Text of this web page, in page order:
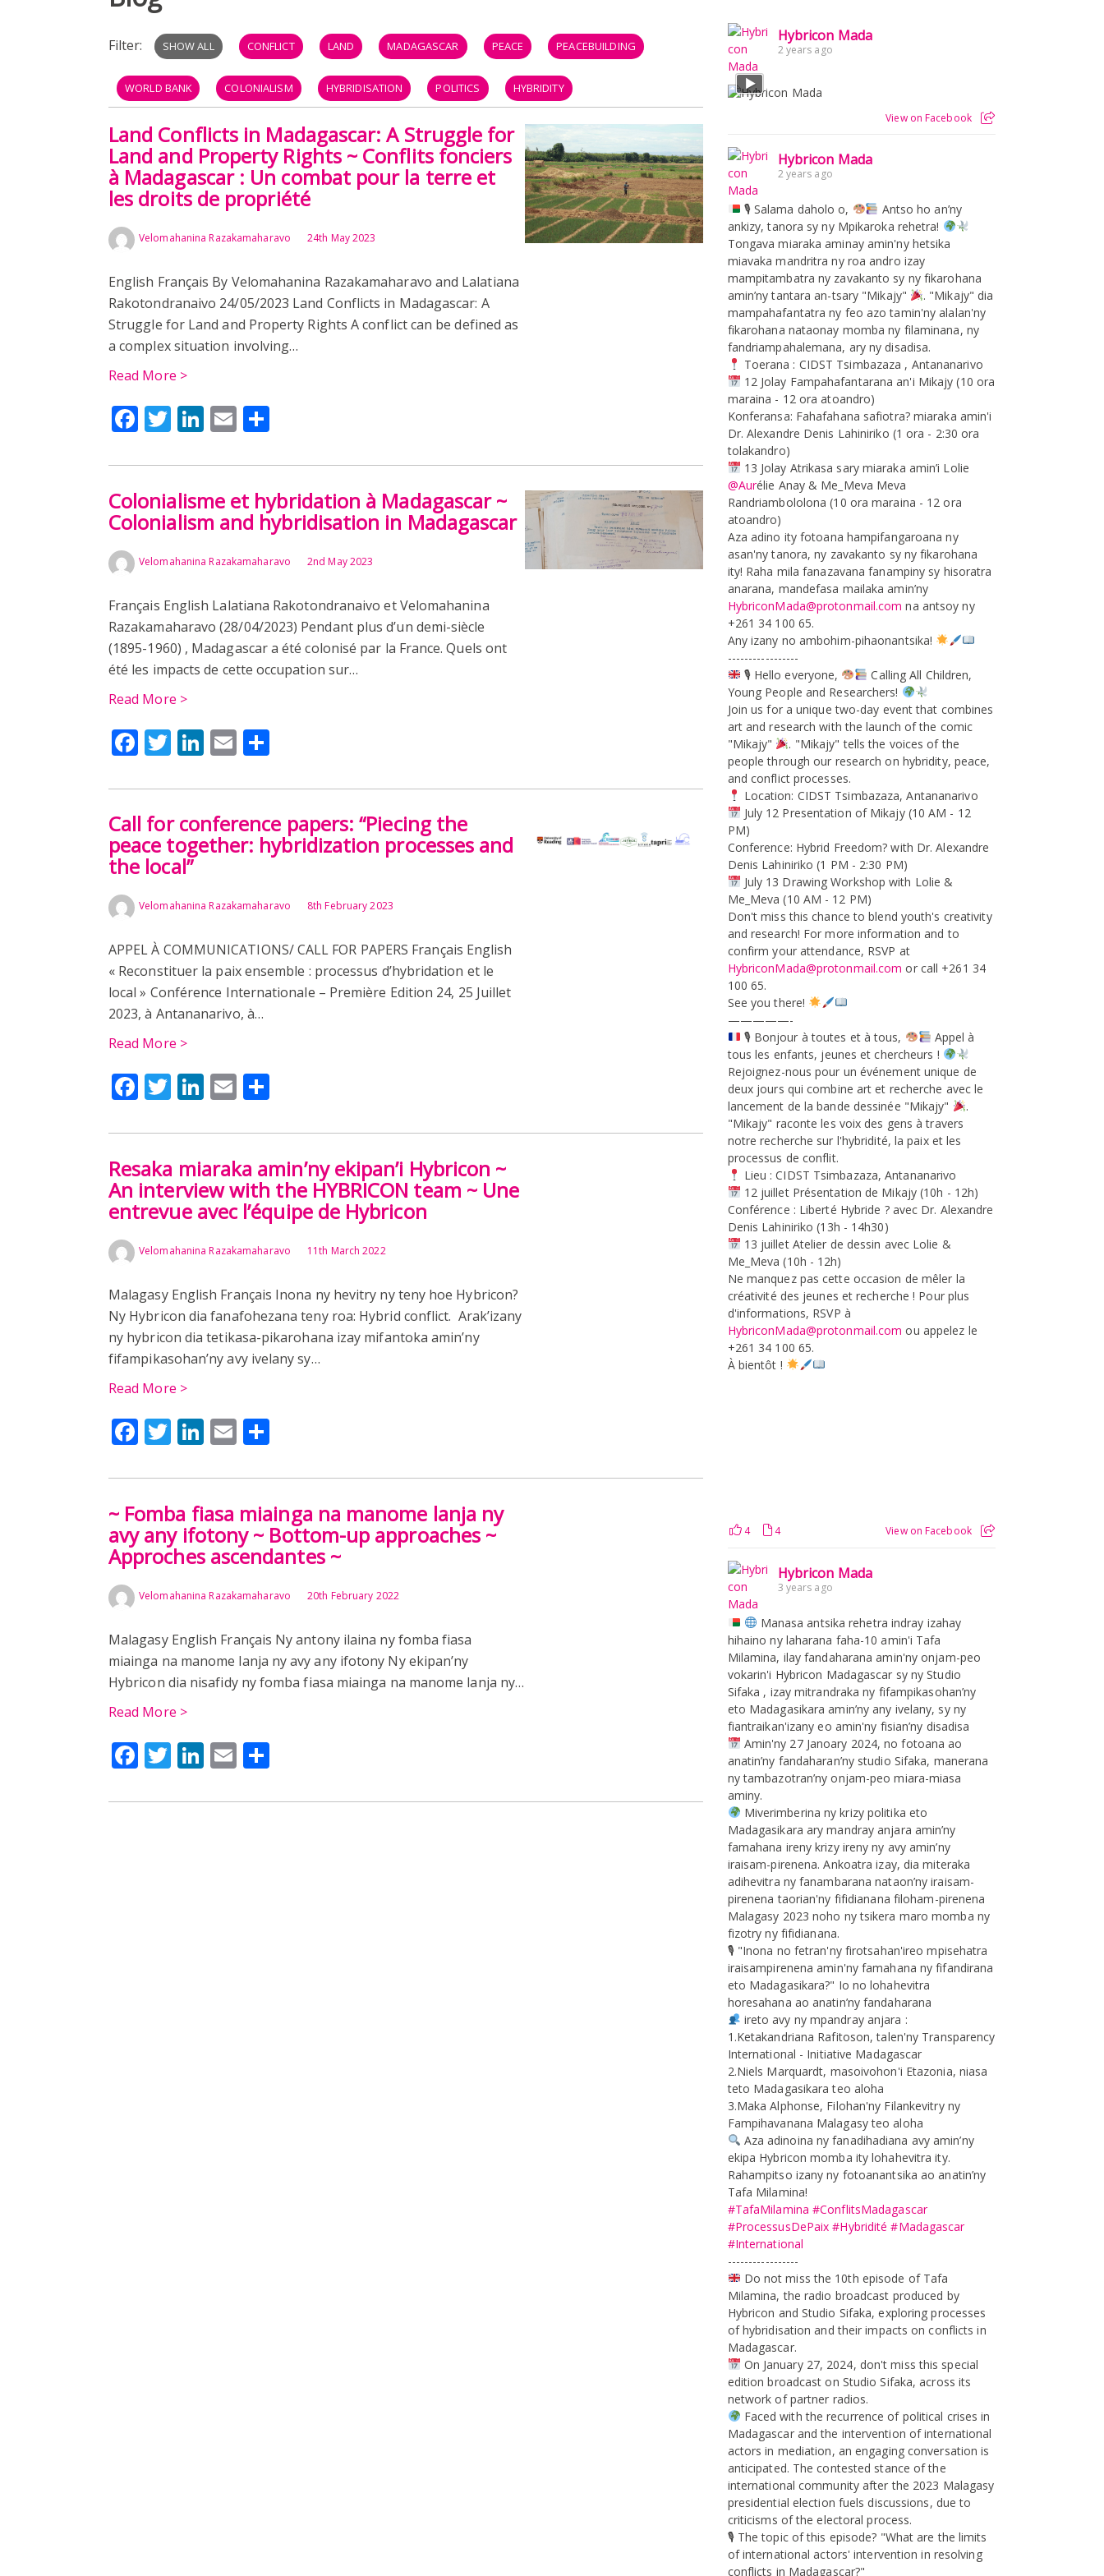
Filter: SHOW ALL CONFLICT LAND MADAGASCAR PEACE PEACEBUILDING
WORLD BANK COLONIALISM HYBRIDISATION POLITICS HYBRIDITY
Land Conflicts in Madagascar: A Struggle for
Land and Property Rights ~ Conflits fonciers
à Madagascar : Un combat pour la terre et
les droits de propriété
Velomahanina Razakamaharavo 24th May 2023
English Français By Velomahanina Razakamaharavo and Lalatiana
Rakotondranaivo 24/05/2023 Land Conflicts in Madagascar: A
Struggle for Land and Property Rights A conflict can be defined as
a complex situation involving…
Read More >
Facebook
Twitter
LinkedIn
Email
Colonialisme et hybridation à Madagascar ~
Colonialism and hybridisation in Madagascar
Velomahanina Razakamaharavo 2nd May 2023
Français English Lalatiana Rakotondranaivo et Velomahanina
Razakamaharavo (28/04/2023) Pendant plus d’un demi-siècle
(1895-1960) , Madagascar a été colonisé par la France. Quels ont
été les impacts de cette occupation sur…
Read More >
Facebook
Twitter
LinkedIn
Email
Call for conference papers: “Piecing the
peace together: hybridization processes and
the local”
Velomahanina Razakamaharavo 8th February 2023
APPEL À COMMUNICATIONS/ CALL FOR PAPERS Français English
« Reconstituer la paix ensemble : processus d’hybridation et le
local » Conférence Internationale – Première Edition 24, 25 Juillet
2023, à Antananarivo, à…
Read More >
Facebook
Twitter
LinkedIn
Email
Resaka miaraka amin’ny ekipan’i Hybricon ~
An interview with the HYBRICON team ~ Une
entrevue avec l’équipe de Hybricon
Velomahanina Razakamaharavo 11th March 2022
Malagasy English Français Inona ny hevitry ny teny hoe Hybricon?
Ny Hybricon dia fanafohezana teny roa: Hybrid conflict. Arak’izany
ny hybricon dia tetikasa-pikarohana izay mifantoka amin’ny
fifampikasohan’ny avy ivelany sy…
Read More >
Facebook
Twitter
LinkedIn
Email
~ Fomba fiasa miainga na manome lanja ny
avy any ifotony ~ Bottom-up approaches ~
Approches ascendantes ~
Velomahanina Razakamaharavo 20th February 2022
Malagasy English Français Ny antony ilaina ny fomba fiasa
miainga na manome lanja ny avy any ifotony Ny ekipan’ny
Hybricon dia nisafidy ny fomba fiasa miainga na manome lanja ny…
Read More >
Facebook
Twitter
LinkedIn
Email
Hybricon Mada
2 years ago
View on Facebook
Hybricon Mada
2 years ago
🎙 Salama daholo o,
Antso ho an’ny
ankizy, tanora sy ny Mpikaroka rehetra!
Tongava miaraka aminay amin'ny hetsika
miavaka mandritra ny roa andro izay
mampitambatra ny zavakanto sy ny fikarohana
amin’ny tantara an-tsary "Mikajy"
. "Mikajy" dia
mampahafantatra ny feo azo tamin'ny alalan'ny
fikarohana nataonay momba ny filaminana, ny
fandriampahalemana, ary ny disadisa.
Toerana : CIDST Tsimbazaza , Antananarivo
12 Jolay Fampahafantarana an'i Mikajy (10 ora
maraina - 12 ora atoandro)
Konferansa: Fahafahana safiotra? miaraka amin'i
Dr. Alexandre Denis Lahiniriko (1 ora - 2:30 ora
tolakandro)
13 Jolay Atrikasa sary miaraka amin’i Lolie
@Aurélie Anay & Me_Meva Meva
Randriambololona (10 ora maraina - 12 ora
atoandro)
Aza adino ity fotoana hampifangaroana ny
asan'ny tanora, ny zavakanto sy ny fikarohana
ity! Raha mila fanazavana fanampiny sy hisoratra
anarana, mandefasa mailaka amin’ny
HybriconMada@protonmail.com na antsoy ny
+261 34 100 65.
Any izany no ambohim-pihaonantsika!
-----------------
🎙 Hello everyone,
Calling All Children,
Young People and Researchers!
Join us for a unique two-day event that combines
art and research with the launch of the comic
"Mikajy"
. "Mikajy" tells the voices of the
people through our research on hybridity, peace,
and conflict processes.
Location: CIDST Tsimbazaza, Antananarivo
July 12 Presentation of Mikajy (10 AM - 12
PM)
Conference: Hybrid Freedom? with Dr. Alexandre
Denis Lahiniriko (1 PM - 2:30 PM)
July 13 Drawing Workshop with Lolie &
Me_Meva (10 AM - 12 PM)
Don't miss this chance to blend youth's creativity
and research! For more information and to
confirm your attendance, RSVP at
HybriconMada@protonmail.com or call +261 34
100 65.
See you there!
—————-
🎙 Bonjour à toutes et à tous,
Appel à
tous les enfants, jeunes et chercheurs !
Rejoignez-nous pour un événement unique de
deux jours qui combine art et recherche avec le
lancement de la bande dessinée "Mikajy"
.
"Mikajy" raconte les voix des gens à travers
notre recherche sur l'hybridité, la paix et les
processus de conflit.
Lieu : CIDST Tsimbazaza, Antananarivo
12 juillet Présentation de Mikajy (10h - 12h)
Conférence : Liberté Hybride ? avec Dr. Alexandre
Denis Lahiniriko (13h - 14h30)
13 juillet Atelier de dessin avec Lolie &
Me_Meva (10h - 12h)
Ne manquez pas cette occasion de mêler la
créativité des jeunes et recherche ! Pour plus
d'informations, RSVP à
HybriconMada@protonmail.com ou appelez le
+261 34 100 65.
À bientôt !
4 4 View on Facebook
Hybricon Mada
3 years ago
Manasa antsika rehetra indray izahay
hihaino ny laharana faha-10 amin'i Tafa
Milamina, ilay fandaharana amin'ny onjam-peo
vokarin'i Hybricon Madagascar sy ny Studio
Sifaka , izay mitrandraka ny fifampikasohan’ny
eto Madagasikara amin’ny any ivelany, sy ny
fiantraikan'izany eo amin'ny fisian’ny disadisa
Amin'ny 27 Janoary 2024, no fotoana ao
anatin’ny fandaharan’ny studio Sifaka, manerana
ny tambazotran’ny onjam-peo miara-miasa
aminy.
Miverimberina ny krizy politika eto
Madagasikara ary mandray anjara amin’ny
famahana ireny krizy ireny ny avy amin’ny
iraisam-pirenena. Ankoatra izay, dia miteraka
adihevitra ny fanambarana nataon’ny iraisam-
pirenena taorian'ny fifidianana filoham-pirenena
Malagasy 2023 noho ny tsikera maro momba ny
fizotry ny fifidianana.
🎙 "Inona no fetran'ny firotsahan'ireo mpisehatra
iraisampirenena amin'ny famahana ny fifandirana
eto Madagasikara?" Io no lohahevitra
horesahana ao anatin’ny fandaharana
ireto avy ny mpandray anjara :
1.Ketakandriana Rafitoson, talen'ny Transparency
International - Initiative Madagascar
2.Niels Marquardt, masoivohon'i Etazonia, niasa
teto Madagasikara teo aloha
3.Maka Alphonse, Filohan'ny Filankevitry ny
Fampihavanana Malagasy teo aloha
Aza adinoina ny fanadihadiana avy amin’ny
ekipa Hybricon momba ity lohahevitra ity.
Rahampitso izany ny fotoanantsika ao anatin’ny
Tafa Milamina!
#TafaMilamina #ConflitsMadagascar
#ProcessusDePaix #Hybridité #Madagascar
#International
-----------------
Do not miss the 10th episode of Tafa
Milamina, the radio broadcast produced by
Hybricon and Studio Sifaka, exploring processes
of hybridisation and their impacts on conflicts in
Madagascar.
On January 27, 2024, don't miss this special
edition broadcast on Studio Sifaka, across its
network of partner radios.
Faced with the recurrence of political crises in
Madagascar and the intervention of international
actors in mediation, an engaging conversation is
anticipated. The contested stance of the
international community after the 2023 Malagasy
presidential election fuels discussions, due to
criticisms of the electoral process.
🎙 The topic of this episode? "What are the limits
of international actors' intervention in resolving
conflicts in Madagascar?"